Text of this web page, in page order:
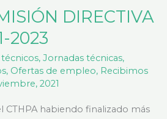
DIRECTIVA
2023
, Jornadas técnicas,
, Ofertas de empleo, Recibimos
2021
CTHPA habiendo finalizado más